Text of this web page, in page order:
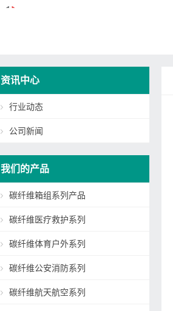
资讯中心
行业动态
公司新闻
我们的产品
碳纤维箱组系列产品
碳纤维医疗救护系列
碳纤维体育户外系列
碳纤维公安消防系列
碳纤维航天航空系列